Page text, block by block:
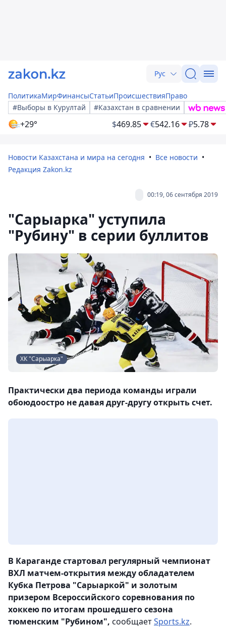
Рус
ПолитикаМирФинансыСтатьиПроисшествияПраво
#Выборы в Курултай
#Казахстан в сравнении
+29° $469.85 €542.16 ₽5.78
Новости Казахстана и мира на сегодня
Все новости
Редакция Zakon.kz
00:19, 06 сентября 2019
"Сарыарка" уступила
"Рубину" в серии буллитов
ХК "Сарыарка"
Практически два периода команды играли
обоюдоостро не давая друг-другу открыть счет.
В Караганде стартовал регулярный чемпионат
ВХЛ матчем-открытия между обладателем
Кубка Петрова "Сарыаркой" и золотым
призером Всероссийского соревнования по
хоккею по итогам прошедшего сезона
тюменским "Рубином", сообщаетSports.kz.